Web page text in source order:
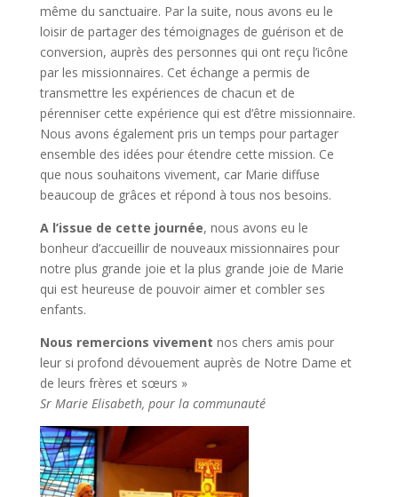
même du sanctuaire. Par la suite, nous avons eu le
loisir de partager des témoignages de guérison et de
conversion, auprès des personnes qui ont reçu l’icône
par les missionnaires. Cet échange a permis de
transmettre les expériences de chacun et de
pérenniser cette expérience qui est d’être missionnaire.
Nous avons également pris un temps pour partager
ensemble des idées pour étendre cette mission. Ce
que nous souhaitons vivement, car Marie diffuse
beaucoup de grâces et répond à tous nos besoins.
A l’issue de cette journée, nous avons eu le
bonheur d’accueillir de nouveaux missionnaires pour
notre plus grande joie et la plus grande joie de Marie
qui est heureuse de pouvoir aimer et combler ses
enfants.
Nous remercions vivement nos chers amis pour
leur si profond dévouement auprès de Notre Dame et
de leurs frères et sœurs »
Sr Marie Elisabeth, pour la communauté